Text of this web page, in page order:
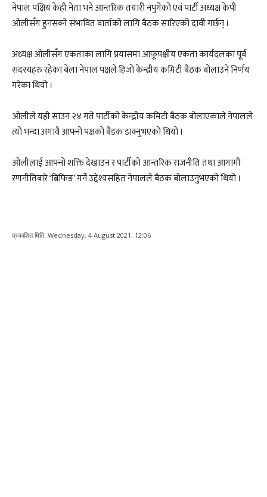
नेपाल पक्षिय केही नेता भने आन्तरिक तयारी नपुगेको एवं पार्टी अध्यक्ष केपी
ओलीसँग हुनसक्ने संभावित वार्ताको लागि बैठक सारिएको दावी गर्छन् ।
अध्यक्ष ओलीसँग एकताका लागि प्रयासमा आफूपक्षीय एकता कार्यदलका पूर्व
सदस्यहरु रहेका बेला नेपाल पक्षले हिजो केन्द्रीय कमिटी बैठक बोलाउने निर्णय
गरेका थियो ।
ओलीले यही साउन २४ गते पार्टीको केन्द्रीय कमिटी बैठक बोलाएकाले नेपालले
त्यो भन्दा अगावै आफ्नो पक्षको बैडक डाक्नुभएको थियो ।
ओलीलाई आफ्नो शक्ति देखाउन र पार्टीको आन्तरिक राजनीति तथा आगामी
रणनीतिबारे ‘ब्रिफिङ’ गर्ने उद्देश्यसहित नेपालले बैठक बोलाउनुभएको थियो ।
प्रकाशित मिति: Wednesday, 4 August 2021, 12:06